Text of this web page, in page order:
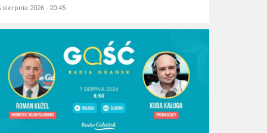
sierpnia 2026 - 20:45